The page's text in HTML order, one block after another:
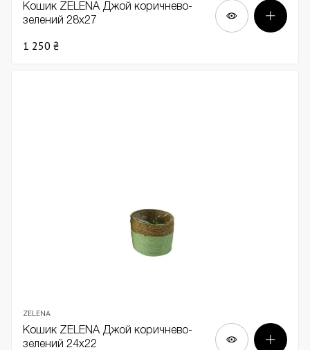
Кошик ZELENA Джой коричнево-
зелений 28х27
1 250 ₴
ZELENA
Кошик ZELENA Джой коричнево-
зелений 24х22